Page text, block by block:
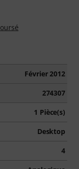
Février 2012
274307
1 Pièce(s)
Desktop
4